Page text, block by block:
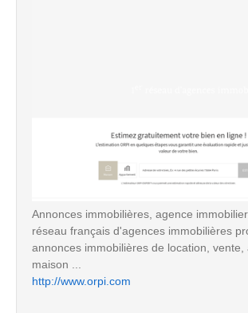
Annonces immobilières, agence
réseau français d'agences immobilières
annonces immobilières de location, vente,
maison ...
http://www.orpi.com